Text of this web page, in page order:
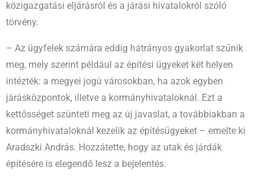
közigazgatási eljárásról és a járási hivatalokról szóló
törvény.
– Az ügyfelek számára eddig hátrányos gyakorlat szűnik
meg, mely szerint például az építési ügyeket két helyen
intézték: a megyei jogú városokban, ha azok egyben
járásközpontok, illetve a kormányhivataloknál. Ezt a
kettősséget szünteti meg az új javaslat, a továbbiakban a
kormányhivataloknál kezelik az építésügyeket – emelte ki
Aradszki András. Hozzátette, hogy az utak és járdák
építésére is elegendő lesz a bejelentés.